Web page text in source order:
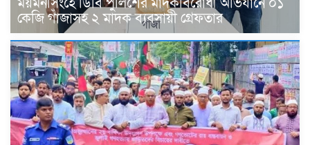
কেজি গাঁজাসহ ২ মাদক ব্যবসায়ী গ্রেফতার